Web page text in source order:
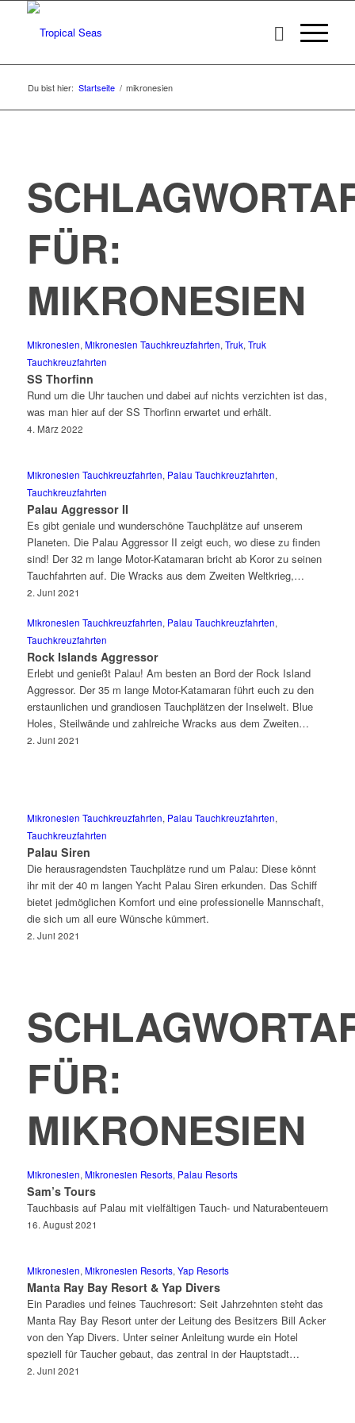
Du bist hier: Startseite / mikronesien
FÜR:
MIKRONESIEN
Mikronesien, Mikronesien Tauchkreuzfahrten, Truk, Truk
Tauchkreuzfahrten
SS Thorfinn
Rund um die Uhr tauchen und dabei auf nichts verzichten ist das,
was man hier auf der SS Thorfinn erwartet und erhält.
4. März 2022
Mikronesien Tauchkreuzfahrten, Palau Tauchkreuzfahrten,
Tauchkreuzfahrten
Palau Aggressor II
Es gibt geniale und wunderschöne Tauchplätze auf unserem
Planeten. Die Palau Aggressor II zeigt euch, wo diese zu finden
sind! Der 32 m lange Motor-Katamaran bricht ab Koror zu seinen
Tauchfahrten auf. Die Wracks aus dem Zweiten Weltkrieg,…
2. Juni 2021
Mikronesien Tauchkreuzfahrten, Palau Tauchkreuzfahrten,
Tauchkreuzfahrten
Rock Islands Aggressor
Erlebt und genießt Palau! Am besten an Bord der Rock Island
Aggressor. Der 35 m lange Motor-Katamaran führt euch zu den
erstaunlichen und grandiosen Tauchplätzen der Inselwelt. Blue
Holes, Steilwände und zahlreiche Wracks aus dem Zweiten…
2. Juni 2021
Mikronesien Tauchkreuzfahrten, Palau Tauchkreuzfahrten,
Tauchkreuzfahrten
Palau Siren
Die herausragendsten Tauchplätze rund um Palau: Diese könnt
ihr mit der 40 m langen Yacht Palau Siren erkunden. Das Schiff
bietet jedmöglichen Komfort und eine professionelle Mannschaft,
die sich um all eure Wünsche kümmert.
2. Juni 2021
FÜR:
MIKRONESIEN
Mikronesien, Mikronesien Resorts, Palau Resorts
Sam’s Tours
Tauchbasis auf Palau mit vielfältigen Tauch- und Naturabenteuern
16. August 2021
Mikronesien, Mikronesien Resorts, Yap Resorts
Manta Ray Bay Resort & Yap Divers
Ein Paradies und feines Tauchresort: Seit Jahrzehnten steht das
Manta Ray Bay Resort unter der Leitung des Besitzers Bill Acker
von den Yap Divers. Unter seiner Anleitung wurde ein Hotel
speziell für Taucher gebaut, das zentral in der Hauptstadt…
2. Juni 2021